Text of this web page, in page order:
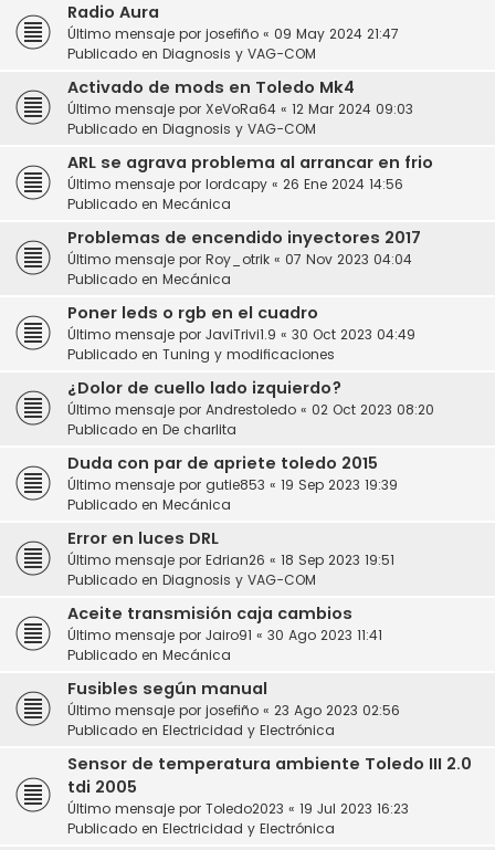
Radio Aura
Último mensaje por josefiño « 09 May 2024 21:47
Publicado en Diagnosis y VAG-COM
Activado de mods en Toledo Mk4
Último mensaje por XeVoRa64 « 12 Mar 2024 09:03
Publicado en Diagnosis y VAG-COM
ARL se agrava problema al arrancar en frio
Último mensaje por lordcapy « 26 Ene 2024 14:56
Publicado en Mecánica
Problemas de encendido inyectores 2017
Último mensaje por Roy_otrik « 07 Nov 2023 04:04
Publicado en Mecánica
Poner leds o rgb en el cuadro
Último mensaje por JaviTrivi1.9 « 30 Oct 2023 04:49
Publicado en Tuning y modificaciones
¿Dolor de cuello lado izquierdo?
Último mensaje por Andrestoledo « 02 Oct 2023 08:20
Publicado en De charlita
Duda con par de apriete toledo 2015
Último mensaje por gutie853 « 19 Sep 2023 19:39
Publicado en Mecánica
Error en luces DRL
Último mensaje por Edrian26 « 18 Sep 2023 19:51
Publicado en Diagnosis y VAG-COM
Aceite transmisión caja cambios
Último mensaje por Jairo91 « 30 Ago 2023 11:41
Publicado en Mecánica
Fusibles según manual
Último mensaje por josefiño « 23 Ago 2023 02:56
Publicado en Electricidad y Electrónica
Sensor de temperatura ambiente Toledo III 2.0
tdi 2005
Último mensaje por Toledo2023 « 19 Jul 2023 16:23
Publicado en Electricidad y Electrónica